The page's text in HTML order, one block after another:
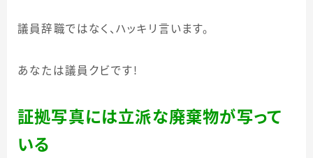
議員辞職ではなく、ハッキリ言います。
あなたは議員クビです！
証拠写真には立派な廃棄物が写って
いる